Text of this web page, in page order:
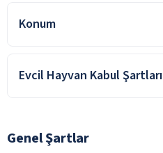
içecek getirmek yasaktır.
Konum
Evcil Hayvan Kabul Şartları
Genel Şartlar